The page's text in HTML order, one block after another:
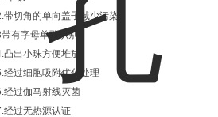
带切角的单向盖子减少污染
有字母单孔识别
凸出小珠方便堆放
经过细胞吸附优化处理
经过伽马射线灭菌
经过无热源认证